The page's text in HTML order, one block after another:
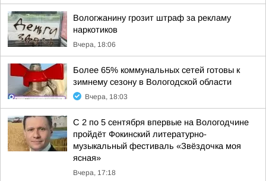
Вологжанину грозит штраф за рекламу
наркотиков
Вчера, 18:06
Более 65% коммунальных сетей готовы к
зимнему сезону в Вологодской области
Вчера, 18:03
С 2 по 5 сентября впервые на Вологодчине
пройдёт Фокинский литературно-
музыкальный фестиваль «Звёздочка моя
ясная»
Вчера, 17:18